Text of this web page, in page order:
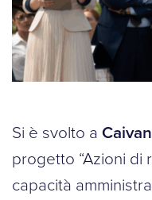
Si è svolto a
progetto “Azioni di
capacità